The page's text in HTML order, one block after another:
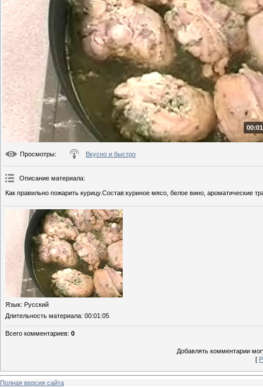
Просмотры: Вкусно и быстро
Описание материала:
Как правильно пожарить курицу.Состав:куриное мясо, белое вино, ароматические
Язык: Русский
Длительность материала: 00:01:05
Всего комментариев: 0
Добавлять комментарии
[
Полная версия сайта